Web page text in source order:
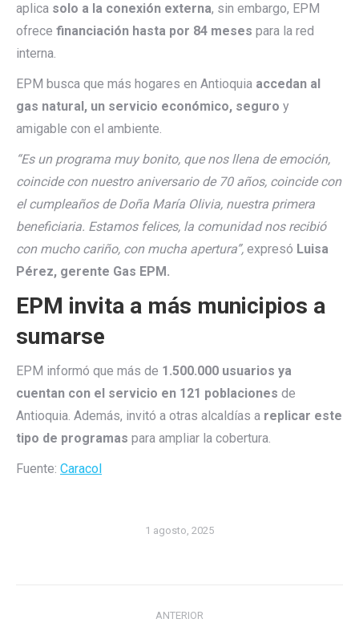
aplica solo a la conexión externa, sin embargo, EPM
ofrece financiación hasta por 84 meses para la red
interna.
EPM busca que más hogares en Antioquia accedan al
gas natural, un servicio económico, seguro y
amigable con el ambiente.
“Es un programa muy bonito, que nos llena de emoción,
coincide con nuestro aniversario de 70 años, coincide con
el cumpleaños de Doña María Olivia, nuestra primera
beneficiaria. Estamos felices, la comunidad nos recibió
con mucho cariño, con mucha apertura”, expresó Luisa
Pérez, gerente Gas EPM.
EPM invita a más municipios a
sumarse
EPM informó que más de 1.500.000 usuarios ya
cuentan con el servicio en 121 poblaciones de
Antioquia. Además, invitó a otras alcaldías a replicar este
tipo de programas para ampliar la cobertura.
Fuente: Caracol
1 agosto, 2025
ANTERIOR